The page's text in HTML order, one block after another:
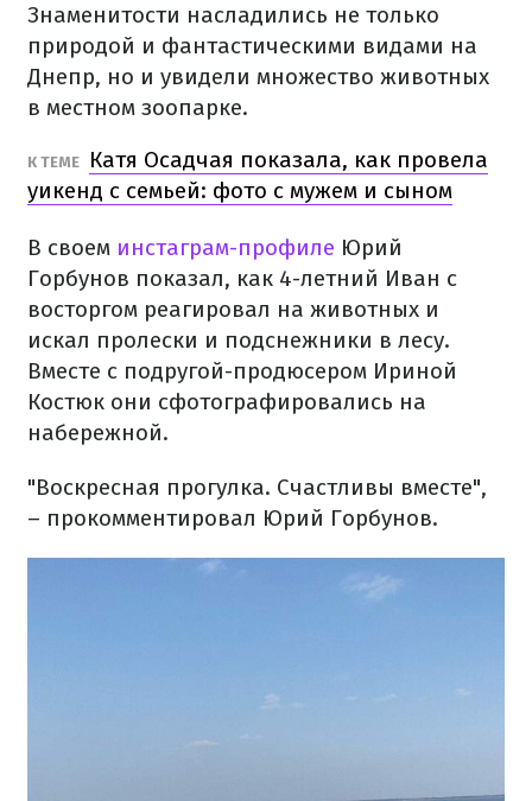
Знаменитости насладились не только
природой и фантастическими видами на
Днепр, но и увидели множество животных
в местном зоопарке.
К ТЕМЕ
Катя Осадчая показала, как провела
уикенд с семьей: фото с мужем и сыном
В своем инстаграм-профиле Юрий
Горбунов показал, как 4-летний Иван с
восторгом реагировал на животных и
искал пролески и подснежники в лесу.
Вместе с подругой-продюсером Ириной
Костюк они сфотографировались на
набережной.
"Воскресная прогулка. Счастливы вместе",
– прокомментировал Юрий Горбунов.